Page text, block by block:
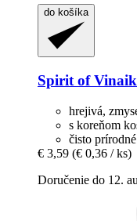
do košíka
Spirit of
hrejivá,
s koreňom
čisto prírodné
€ 3,59 (€ 0,36 / ks)
Doručenie do 12.